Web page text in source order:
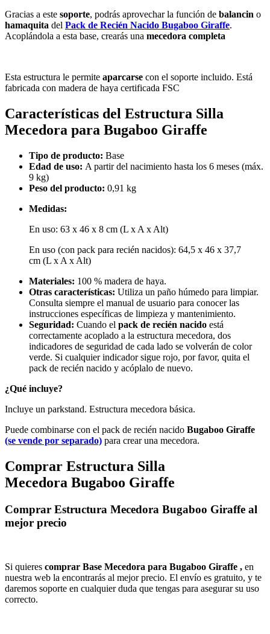
Gracias a este soporte, podrás aprovechar la función de balancin o
hamaquita del Pack de Recién Nacido Bugaboo Giraffe.
Acoplándola a esta base, crearás una mecedora completa
Esta estructura le permite aparcarse con el soporte incluido. Está
fabricada con madera de haya certificada FSC
Características del Estructura Silla
Mecedora para Bugaboo Giraffe
Tipo de producto: Base
Edad de uso: A partir del nacimiento hasta los 6 meses (máx.
9 kg)
Peso del producto: 0,91 kg
Medidas:
En uso: 63 x 46 x 8 cm (L x A x Alt)
En uso (con pack para recién nacidos): 64,5 x 46 x 37,7
cm (L x A x Alt)
Materiales: 100 % madera de haya.
Otras características: Utiliza un paño húmedo para limpiar.
Consulta siempre el manual de usuario para conocer las
instrucciones específicas de limpieza y mantenimiento.
Seguridad: Cuando el pack de recién nacido está
correctamente acoplado a la estructura mecedora, dos
indicadores de seguridad de cada lado se volverán de color
verde. Si cualquier indicador sigue rojo, por favor, quita el
pack de recién nacido y acóplalo de nuevo.
¿Qué incluye?
Incluye un parkstand. Estructura mecedora básica.
Puede combinarse con el pack de recién nacido Bugaboo Giraffe
(se vende por separado) para crear una mecedora.
Comprar Estructura Silla
Mecedora Bugaboo Giraffe
Comprar Estructura Mecedora Bugaboo Giraffe al
mejor precio
Si quieres comprar Base Mecedora para Bugaboo Giraffe , en
nuestra web la encontrarás al mejor precio. El envío es gratuito, y te
daremos soporte en cualquier duda que tengas para asegurar su uso
correcto.